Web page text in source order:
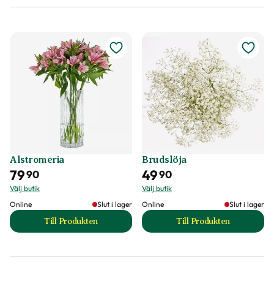
Alstromeria
7990
Välj butik
Online
Slut i lager
Till Produkten
till Alstromeria produktsida
Brudslöja
4990
Välj butik
Online
Slut i lager
Till Produkten
till Brudslöja